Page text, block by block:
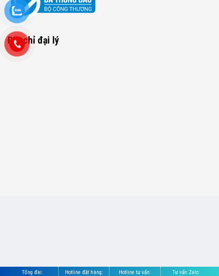
Địa chỉ đại lý
Tổng đài: Hotline đặt hàng: Hotline tư vấn: Tư vấn Zalo: